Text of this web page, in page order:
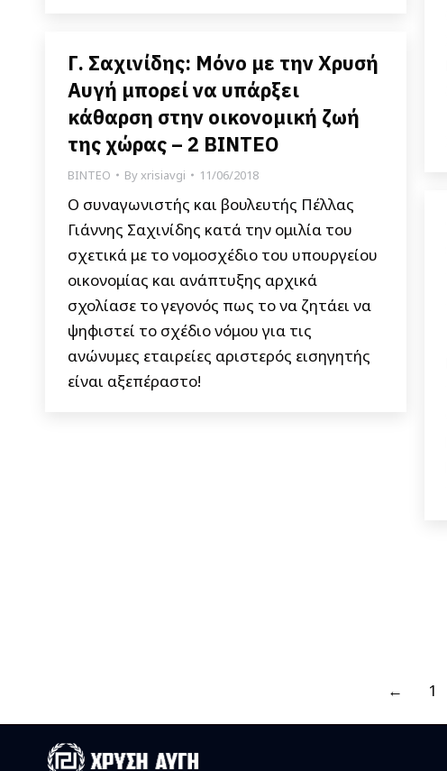
Γ. Σαχινίδης: Μόνο με την Χρυσή
Αυγή μπορεί να υπάρξει
κάθαρση στην οικονομική ζωή
της χώρας – 2 ΒΙΝΤΕΟ
ΒΙΝΤΕΟ Byxrisiavgi 11/06/2018
Ο συναγωνιστής και βουλευτής Πέλλας
Γιάννης Σαχινίδης κατά την ομιλία του
σχετικά με το νομοσχέδιο του υπουργείου
οικονομίας και ανάπτυξης αρχικά
σχολίασε το γεγονός πως το να ζητάει να
ψηφιστεί το σχέδιο νόμου για τις
ανώνυμες εταιρείες αριστερός εισηγητής
είναι αξεπέραστο!
← 1